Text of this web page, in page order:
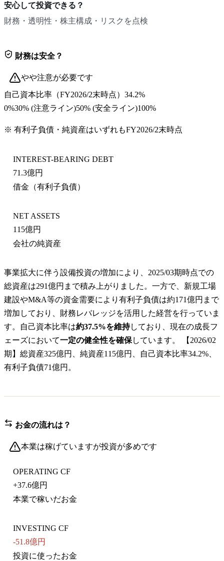
安心して投資できる？
財務・透明性・株主構成・リスクを点検
財務は安全？
やや注意が必要です
自己資本比率 （FY2026/2末時点） 34.2%
0%30% (注意ライン)50% (安全ライン)100%
※ 有利子負債・純資産はいずれもFY2026/2末時点
INTEREST-BEARING DEBT
71.3億円
借金（有利子負債）
NET ASSETS
115億円
会社の純資産
事業拡大に伴う設備投資の増加により、2025/03期時点での
総資産は291億円まで積み上がりました。一方で、新規工場
建設やM&A等の資金需要により有利子負債は約171億円まで
増加しており、財務レバレッジを活用した経営を行っていま
す。自己資本比率は約37.5%を維持しており、現在の成長フ
ェーズにおいて一定の健全性を確保しています。 【2026/02
期】総資産325億円、純資産115億円、自己資本比率34.2%、
有利子負債71億円。
お金の流れは？
本業は稼げていますが投資が多めです
OPERATING CF
+37.6億円
本業で稼いだお金
INVESTING CF
-51.8億円
投資に使ったお金